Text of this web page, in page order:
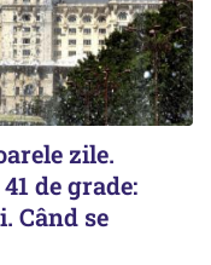
zile.
de grade:
Când se